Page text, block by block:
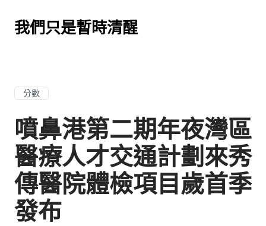
我們只是暫時清醒
分數
噴鼻港第二期年夜灣區
醫療人才交通計劃來秀
傳醫院體檢項目歲首季
發布